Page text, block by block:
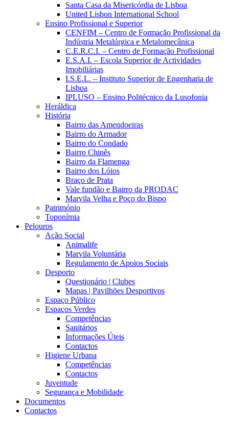
Santa Casa da Misericórdia de Lisboa
United Lisbon International School
Ensino Profissional e Superior
CENFIM – Centro de Formação Profissional da
Indústria Metalúrgica e Metalomecânica
C.E.R.C.I. – Centro de Formação Profissional
E.S.A.I. – Escola Superior de Actividades
Imobiliárias
I.S.E.L. – Instituto Superior de Engenharia de
Lisboa
IPLUSO – Ensino Politécnico da Lusofonia
Heráldica
História
Bairro das Amendoeiras
Bairro do Armador
Bairro do Condado
Bairro Chinês
Bairro da Flamenga
Bairro dos Lóios
Braço de Prata
Vale fundão e Bairro da PRODAC
Marvila Velha e Poço do Bispo
Património
Toponímia
Pelouros
Ação Social
Animalife
Marvila Voluntária
Regulamento de Apoios Sociais
Desporto
Questionário | Clubes
Mapas | Pavilhões Desportivos
Espaço Público
Espaços Verdes
Competências
Sanitários
Informações Úteis
Contactos
Higiene Urbana
Competências
Contactos
Juventude
Segurança e Mobilidade
Documentos
Contactos